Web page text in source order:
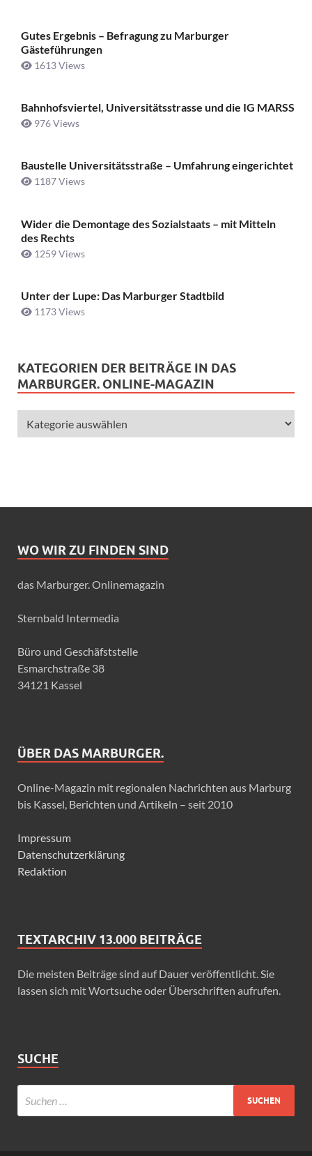
Gutes Ergebnis – Befragung zu Marburger
Gästeführungen
1613 Views
Bahnhofsviertel, Universitätsstrasse und die IG MARSS
976 Views
Baustelle Universitätsstraße ­– Umfahrung eingerichtet
1187 Views
Wider die Demontage des Sozialstaats – mit Mitteln
des Rechts
1259 Views
Unter der Lupe: Das Marburger Stadtbild
1173 Views
KATEGORIEN DER BEITRÄGE IN DAS
MARBURGER. ONLINE-MAGAZIN
WO WIR ZU FINDEN SIND
das Marburger. Onlinemagazin
Sternbald Intermedia
Büro und Geschäfststelle
Esmarchstraße 38
34121 Kassel
ÜBER DAS MARBURGER.
Online-Magazin mit regionalen Nachrichten aus Marburg
bis Kassel, Berichten und Artikeln – seit 2010
Impressum
Datenschutzerklärung
Redaktion
TEXTARCHIV 13.000 BEITRÄGE
Die meisten Beiträge sind auf Dauer veröffentlicht. Sie
lassen sich mit Wortsuche oder Überschriften aufrufen.
SUCHE